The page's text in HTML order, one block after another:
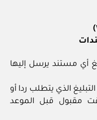
أي مستند يرسل إليها
الذي يتطلب ردا أو
مقبول قبل الموعد